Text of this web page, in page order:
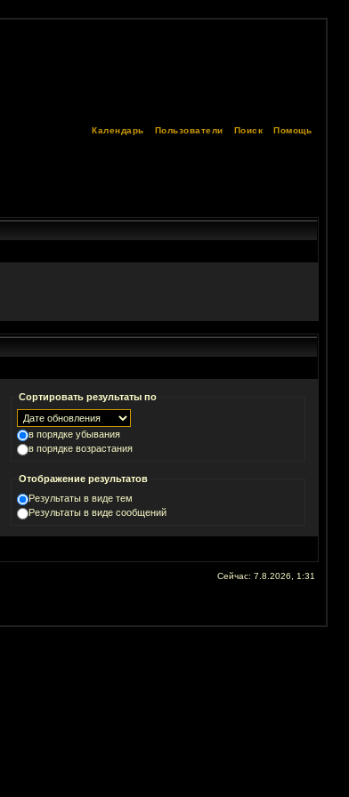
Помощь
Поиск
Пользователи
Календарь
Сортировать результаты по
в порядке убывания
в порядке возрастания
Отображение результатов
Результаты в виде тем
Результаты в виде сообщений
Сейчас: 7.8.2026, 1:31